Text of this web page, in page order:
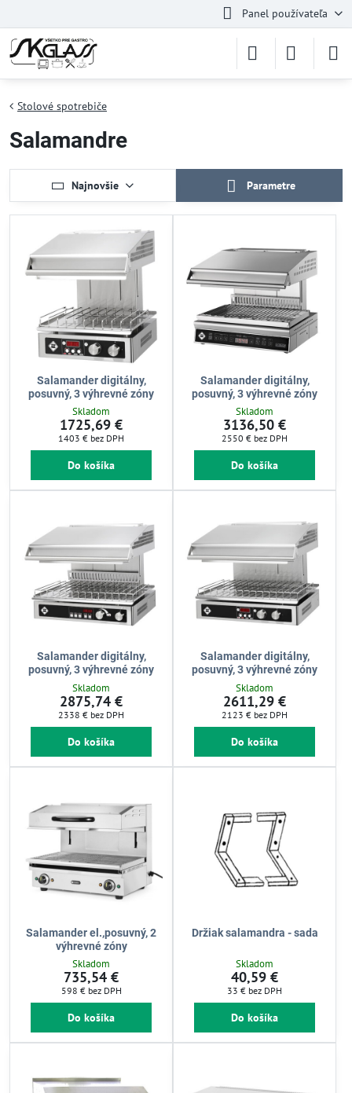
Panel používateľa
Stolové spotrebiče
Salamandre
Najnovšie Parametre
Salamander digitálny,
posuvný, 3 výhrevné zóny
Skladom
1725,69 €
1403 € bez DPH
Do košíka
Salamander digitálny,
posuvný, 3 výhrevné zóny
Skladom
3136,50 €
2550 € bez DPH
Do košíka
Salamander digitálny,
posuvný, 3 výhrevné zóny
Skladom
2875,74 €
2338 € bez DPH
Do košíka
Salamander digitálny,
posuvný, 3 výhrevné zóny
Skladom
2611,29 €
2123 € bez DPH
Do košíka
Salamander el.,posuvný, 2
výhrevné zóny
Skladom
735,54 €
598 € bez DPH
Do košíka
Držiak salamandra - sada
Skladom
40,59 €
33 € bez DPH
Do košíka